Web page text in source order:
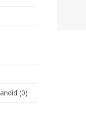
(0)